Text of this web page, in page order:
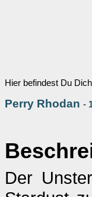
Hier befindest Du
Perry Rhodan -
Der